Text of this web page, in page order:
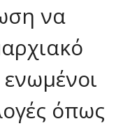
να
όπως